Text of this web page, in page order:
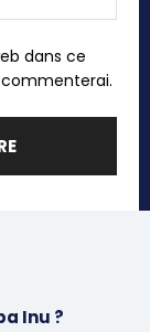
:
dans ce
Inu ?